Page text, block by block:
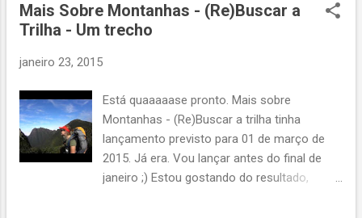
descida e, aí sim, cruzamos com muita
gente. Caminhando reparei certas nuances e
para caminhar. Foi realmente muito bom
apenas contemplar. E ver desconhecidos
felizes, unidos em um mesmo sentimento
que o nosso por lá: desfrutar uma manhã de
domingo na natureza. Sem pressa em uma
Mais Sobre Montanhas - (Re)Buscar a
Trilha - Um trecho
janeiro 23, 2015
Está quaaaaase pronto. Mais sobre
Montanhas - (Re)Buscar a trilha tinha
lançamento previsto para 01 de março de
2015. Já era. Vou lançar antes do final de
janeiro ;) Estou gostando do resultado,